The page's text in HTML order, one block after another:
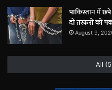
पाकिस्तान में
दो तस्करों को
August 9,
All